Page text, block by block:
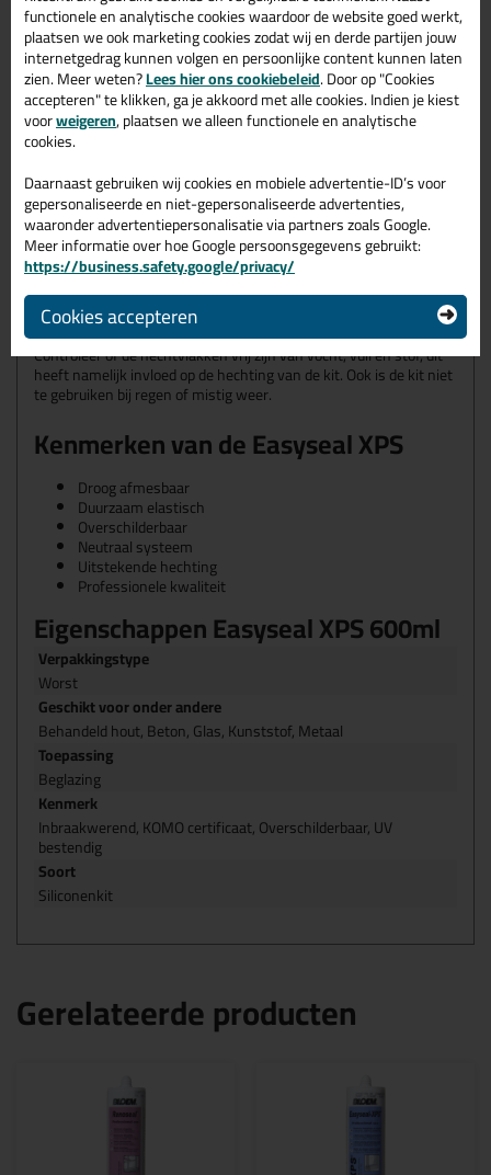
Deze kit gebruik je voor de top- en hielafdichtingen bij het
plaatsten van enkelglas, isolatieglas en gelaagd veiligheidsglas.
Ook is deze kit te gebruiken voor aansluitvoegen tussen houten
en aluminium kozijnen, beton(prefab), metselwerk,
inbraakwerende beglazing en beglazing met verdekte
vernageling.
Geschikte ondergronden voor de
Easyseal XPS
De Easy Seal XPS hecht op de volgende ondergronden:
Schoon glas
Gelakt hout
Metalen
Kunststoffen
Controleer of de hechtvlakken vrij zijn van vocht, vuil en stof, dit
heeft namelijk invloed op de hechting van de kit. Ook is de kit niet
te gebruiken bij regen of mistig weer.
Kenmerken van de Easyseal XPS
Droog afmesbaar
Duurzaam elastisch
Overschilderbaar
Neutraal systeem
Uitstekende hechting
Professionele kwaliteit
Eigenschappen Easyseal XPS 600ml
Verpakkingstype
Worst
Geschikt voor onder andere
Behandeld hout, Beton, Glas, Kunststof, Metaal
Toepassing
Beglazing
Kenmerk
Inbraakwerend, KOMO certificaat, Overschilderbaar, UV
bestendig
Soort
Siliconenkit
Gerelateerde producten
functionele en analytische cookies waardoor de website goed werkt,
plaatsen we ook marketing cookies zodat wij en derde partijen jouw
internetgedrag kunnen volgen en persoonlijke content kunnen laten
zien. Meer weten?Lees hier ons cookiebeleid. Door op "Cookies
accepteren" te klikken, ga je akkoord met alle cookies. Indien je kiest
voorweigeren, plaatsen we alleen functionele en analytische
cookies.
Daarnaast gebruiken wij cookies en mobiele advertentie-ID’s voor
gepersonaliseerde en niet-gepersonaliseerde advertenties,
waaronder advertentiepersonalisatie via partners zoals Google.
Meer informatie over hoe Google persoonsgegevens gebruikt:
https://business.safety.google/privacy/
Cookies accepteren